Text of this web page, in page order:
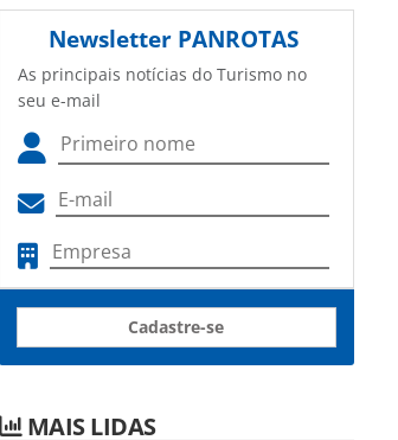
Newsletter PANROTAS
As principais notícias do Turismo no
seu e-mail
Cadastre-se
MAIS LIDAS